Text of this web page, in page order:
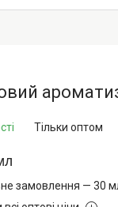
Тільки оптом
замовлення — 30